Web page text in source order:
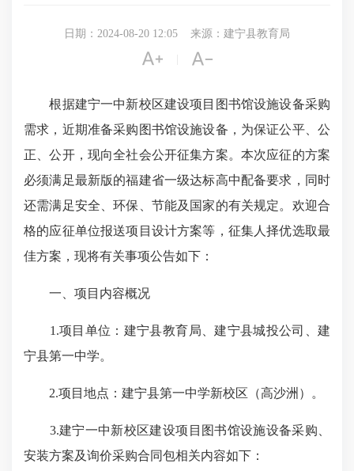
日期：2024-08-20 12:05 来源：建宁县教育局
 
根据建宁一中新校区建设项目图书馆设施设备采购
需求，近期准备采购图书馆设施设备，为保证公平、公
正、公开，现向全社会公开征集方案。本次应征的方案
必须满足最新版的福建省一级达标高中配备要求，同时
还需满足安全、环保、节能及国家的有关规定。欢迎合
格的应征单位报送项目设计方案等，征集人择优选取最
佳方案，现将有关事项公告如下：
一、项目内容概况
1.项目单位：建宁县教育局、建宁县城投公司、建
宁县第一中学。
2.项目地点：建宁县第一中学新校区（高沙洲）。
3.建宁一中新校区建设项目图书馆设施设备采购、
安装方案及询价采购合同包相关内容如下：